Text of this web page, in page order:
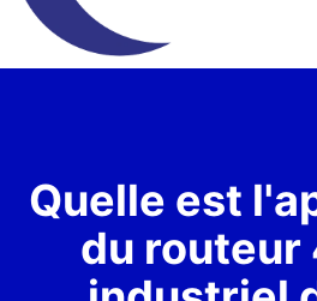
Quelle est
du routeur